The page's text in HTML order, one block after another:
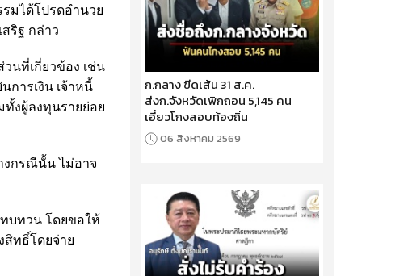
มได้โปรดอำนวย
ริฐ กล่าว
นที่เกี่ยวข้อง เช่น
การเงิน เจ้าหนี้
งผู้ลงทุนรายย่อย
งกรณีนั้น ไม่อาจ
ทบทวน โดยขอให้
สิทธิ์โดยจ่าย
ก.กลาง ขีดเส้น 31 ส.ค.
ส่งก.จังหวัดเพิกถอน 5,145 คน
เอี่ยวโกงสอบท้องถิ่น
06 สิงหาคม 2569